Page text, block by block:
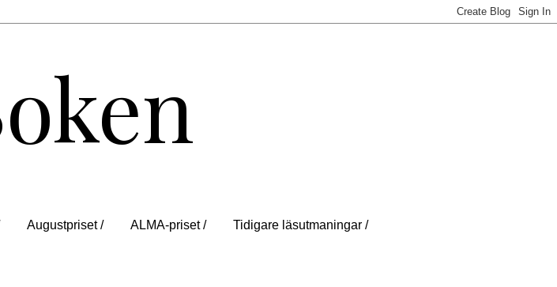
Augustpriset / ALMA-priset / Tidigare läsutmaningar /